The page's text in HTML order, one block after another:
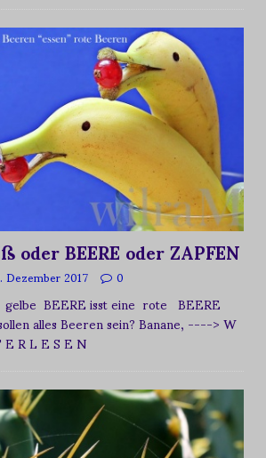
oder BEERE oder ZAPFEN
2017 0
BEERE isst eine rote BEERE
alles Beeren sein? Banane,----> W
R L E S E N